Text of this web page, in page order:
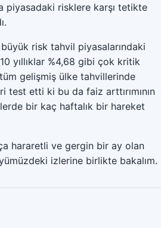
piyasadaki risklere karşı tetikte
risk tahvil piyasalarındaki
yıllıklar %4,68 gibi çok kritik
gelişmiş ülke tahvillerinde
etti ki bu da faiz arttırımının
bir kaç haftalık bir hareket
hararetli ve gergin bir ay olan
izlerine birlikte bakalım.